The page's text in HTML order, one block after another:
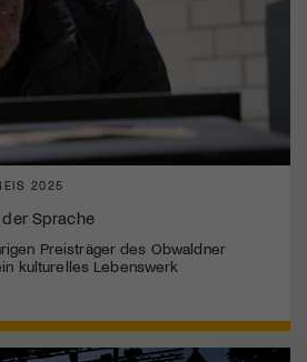
2025
Sprache
Preisträger des Obwaldner
kulturelles Lebenswerk